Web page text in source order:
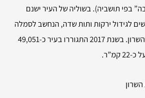
בפי תושביה). בשוליה של העיר ישנם
לגידול ירקות ותות שדה, הנחשב לסמלה
הבלתי-רשמי של רמת השרון. בשנת 2017 התגוררו בעיר כ-49,051